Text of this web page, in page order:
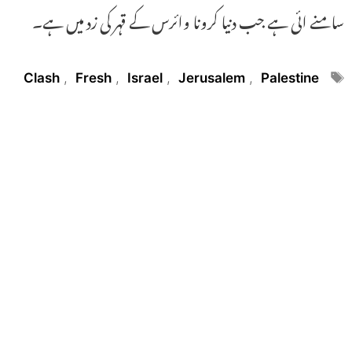
سامنے ائی ہے جب دنیا کرونا وائرس کے قہر کی زد میں ہے۔
Tags
Clash , Fresh , Israel , Jerusalem , Palestine